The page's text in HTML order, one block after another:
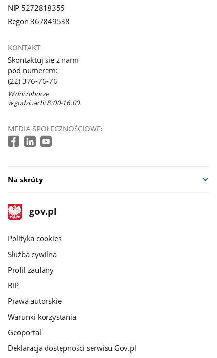
NIP 5272818355
Regon 367849538
KONTAKT
Skontaktuj się z nami
pod numerem:
(22) 376-76-76
W dni robocze
w godzinach: 8:00-16:00
MEDIA SPOŁECZNOŚCIOWE:
Na skróty
stopka
gov.pl
Strona
gov.pl
gov.pl
Polityka cookies
Służba cywilna
Profil zaufany
BIP
Prawa autorskie
Warunki korzystania
Geoportal
Deklaracja dostępności serwisu Gov.pl